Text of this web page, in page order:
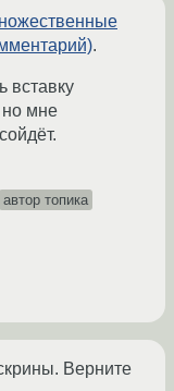
.
вставку
но мне
автор топика
Верните